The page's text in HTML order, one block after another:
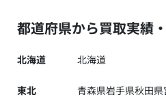
都道府県から買取実績
北海道 北海道
東北 青森県岩手県秋田県